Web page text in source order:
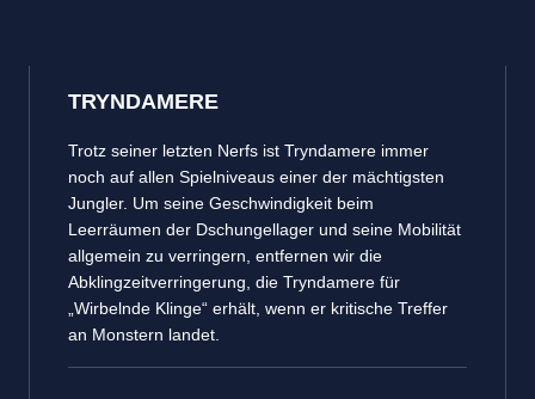
TRYNDAMERE
Trotz seiner letzten Nerfs ist Tryndamere immer
noch auf allen Spielniveaus einer der mächtigsten
Jungler. Um seine Geschwindigkeit beim
Leerräumen der Dschungellager und seine Mobilität
allgemein zu verringern, entfernen wir die
Abklingzeitverringerung, die Tryndamere für
„Wirbelnde Klinge“ erhält, wenn er kritische Treffer
an Monstern landet.